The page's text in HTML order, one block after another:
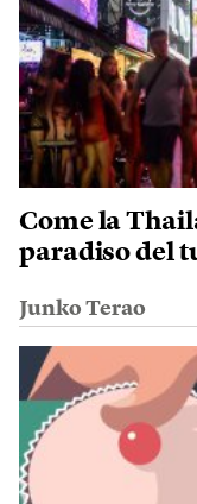
Come la
paradiso del
Junko Terao